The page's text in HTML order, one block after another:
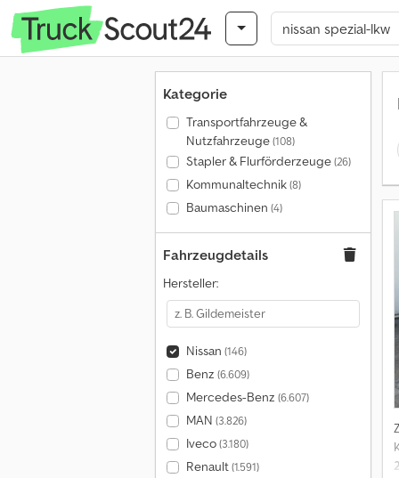
Kategorie
Transportfahrzeuge &
Nutzfahrzeuge(108)
Stapler & Flurförderzeuge(26)
Kommunaltechnik(8)
Baumaschinen (4)
Fahrzeugdetails
Hersteller:
Nissan (146)
Benz (6.609)
Mercedes-Benz (6.607)
MAN (3.826)
Iveco(3.180)
Renault(1.591)